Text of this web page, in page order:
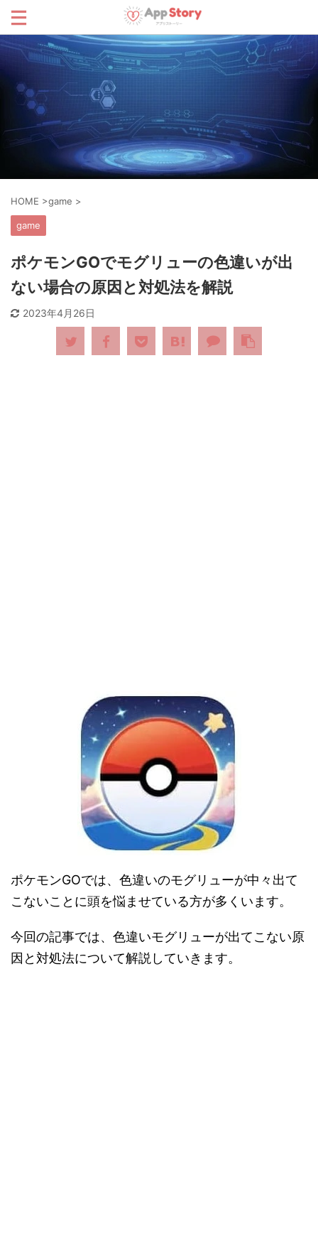
HOME >game >
game
ポケモンGOでモグリューの色違いが出
ない場合の原因と対処法を解説
2023年4月26日
ポケモンGOでは、色違いのモグリューが中々出て
こないことに頭を悩ませている方が多くいます。
今回の記事では、色違いモグリューが出てこない原
因と対処法について解説していきます。